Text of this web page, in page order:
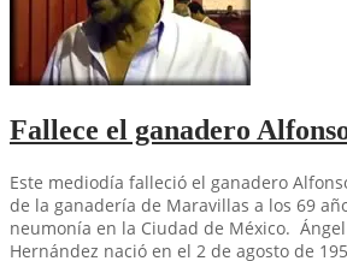
Fallece el ganadero
Este mediodía falleció el ganadero
de la ganadería de Maravillas a los 69
neumonía en la Ciudad de México.
Hernández nació en el 2 de agosto de